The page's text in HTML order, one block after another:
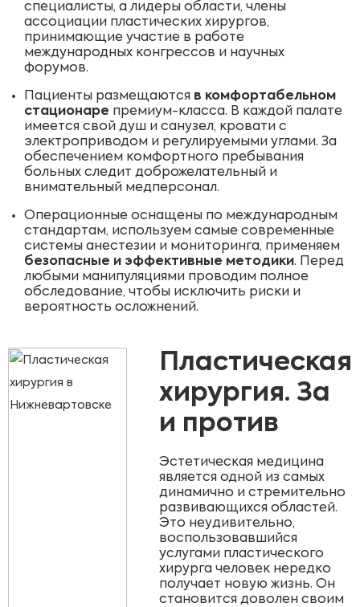
специалисты, а лидеры области, члены
ассоциации пластических хирургов,
принимающие участие в работе
международных конгрессов и научных
форумов.
Пациенты размещаются в комфортабельном
стационаре премиум-класса. В каждой палате
имеется свой душ и санузел, кровати с
электроприводом и регулируемыми углами. За
обеспечением комфортного пребывания
больных следит доброжелательный и
внимательный медперсонал.
Операционные оснащены по международным
стандартам, используем самые современные
системы анестезии и мониторинга, применяем
безопасные и эффективные методики. Перед
любыми манипуляциями проводим полное
обследование, чтобы исключить риски и
вероятность осложнений.
Пластическая
хирургия. За
и против
Эстетическая медицина
является одной из самых
динамично и стремительно
развивающихся областей.
Это неудивительно,
воспользовавшийся
услугами пластического
хирурга человек нередко
получает новую жизнь. Он
становится доволен своим